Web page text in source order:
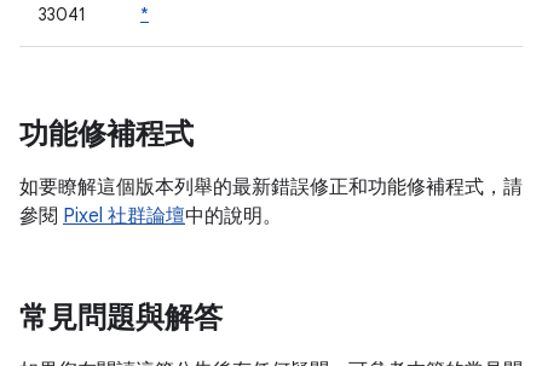
33041
*
功能修補程式
如要瞭解這個版本列舉的最新錯誤修正和功能修補程式，請
參閱 Pixel 社群論壇中的說明。
常見問題與解答